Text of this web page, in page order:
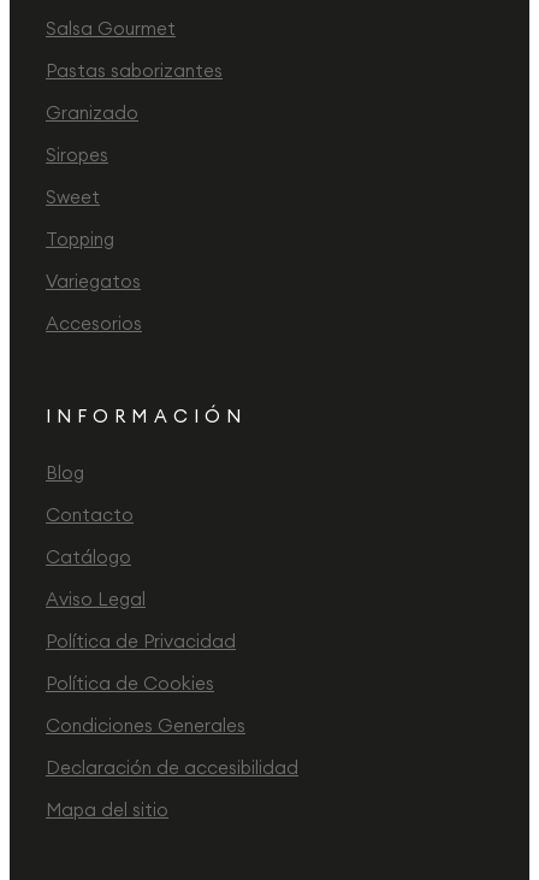
Salsa Gourmet
Pastas saborizantes
Granizado
Siropes
Sweet
Topping
Variegatos
Accesorios
INFORMACIÓN
Blog
Contacto
Catálogo
Aviso Legal
Política de Privacidad
Política de Cookies
Condiciones Generales
Declaración de accesibilidad
Mapa del sitio